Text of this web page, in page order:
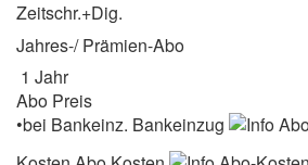
Zeitschr.+Dig.
Jahres-/ Prämien-Abo
1 Jahr
Abo Preis
•bei Bankeinz. Bankeinzug